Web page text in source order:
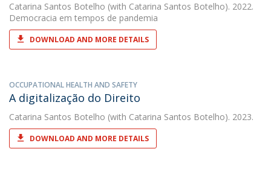
Catarina Santos Botelho (with Catarina Santos Botelho). 2022.
Democracia em tempos de pandemia
DOWNLOAD AND MORE DETAILS
OCCUPATIONAL HEALTH AND SAFETY
A digitalização do Direito
Catarina Santos Botelho (with Catarina Santos Botelho). 2023.
DOWNLOAD AND MORE DETAILS